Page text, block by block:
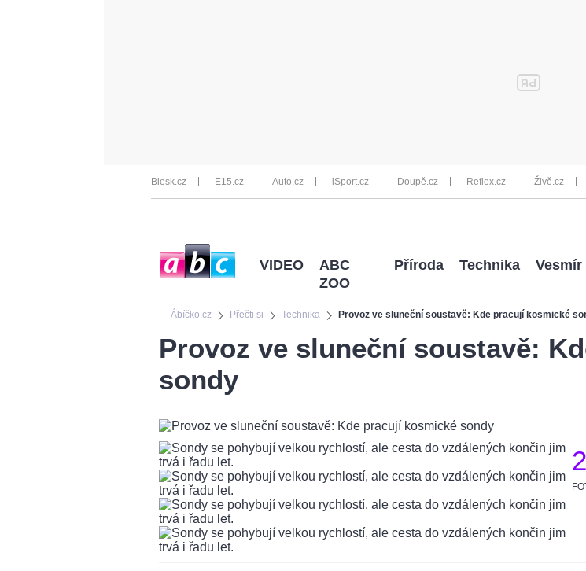
Blesk.cz E15.cz Auto.cz iSport.cz Doupě.cz Reflex.cz Živě.cz
Ábíčko.cz Přečti si Technika Provoz ve sluneční soustavě: Kde pracují kosmické
VIDEO
ABC
ZOO
Příroda Technika Vesmír
Provoz ve sluneční soustavě:
sondy